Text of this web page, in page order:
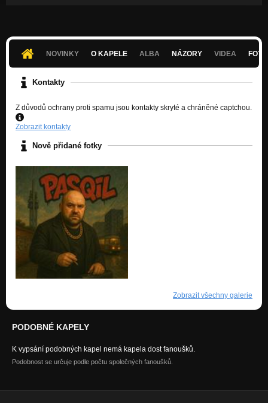
NOVINKY O KAPELE ALBA NÁZORY VIDEA
Kontakty
Z důvodů ochrany proti spamu jsou kontakty skryté a chráněné captchou.
Zobrazit kontakty
Nově přidané fotky
Zobrazit všechny galerie
PODOBNÉ KAPELY
K vypsání podobných kapel nemá kapela dost fanoušků.
Podobnost se určuje podle počtu společných fanoušků.